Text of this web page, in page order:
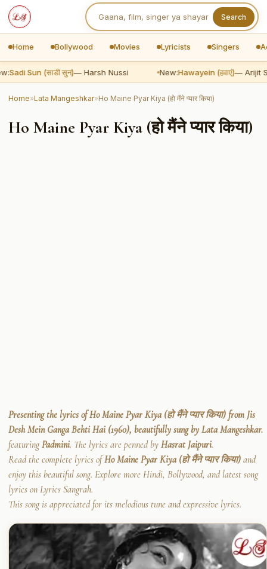
Search
Home Bollywood Movies Lyricists Singers
Sadi Sun (साडी सुन)— Harsh Nussi New:Hawayein (हवाएं)— Arijit
Home»Lata Mangeshkar»Ho Maine Pyar Kiya (हो मैंने प्यार किया)
Ho Maine Pyar Kiya (हो मैंने प्यार किया)
Presenting the lyrics of Ho Maine Pyar Kiya (हो मैंने प्यार किया) from Jis
Desh Mein Ganga Behti Hai (1960), beautifully sung by Lata Mangeshkar.
featuringPadmini. The lyrics are penned by Hasrat Jaipuri.
Read the complete lyrics ofHo Maine Pyar Kiya (हो मैंने प्यार किया) and
enjoy this beautiful song. Explore more Hindi, Bollywood, and latest song
lyrics on Lyrics Sangrah.
This song is appreciated for its melodious tune and expressive lyrics.